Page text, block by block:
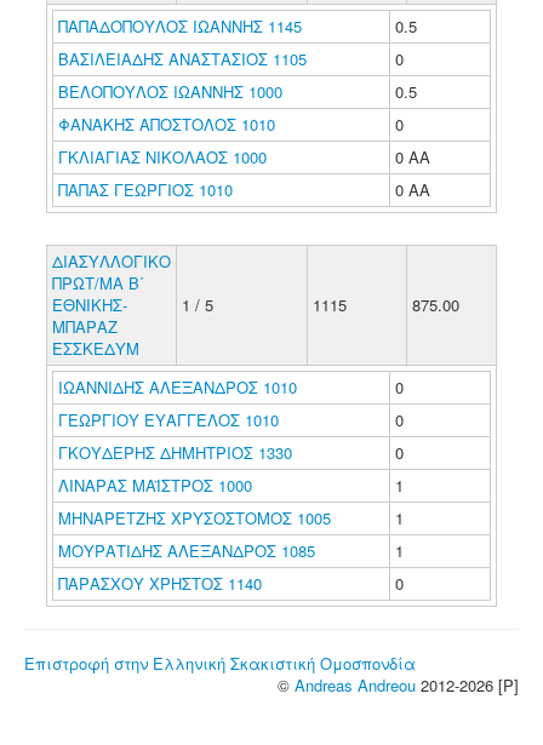
ΠΑΠΑΔΟΠΟΥΛΟΣ ΙΩΑΝΝΗΣ 1145
0.5
ΒΑΣΙΛΕΙΑΔΗΣ ΑΝΑΣΤΑΣΙΟΣ 1105
0
ΒΕΛΟΠΟΥΛΟΣ ΙΩΑΝΝΗΣ 1000
0.5
ΦΑΝΑΚΗΣ ΑΠΟΣΤΟΛΟΣ 1010
0
ΓΚΛΙΑΓΙΑΣ ΝΙΚΟΛΑΟΣ 1000
0 ΑΑ
ΠΑΠΑΣ ΓΕΩΡΓΙΟΣ 1010
0 ΑΑ
ΔΙΑΣΥΛΛΟΓΙΚΟ
ΠΡΩΤ/ΜΑ Β΄
ΕΘΝΙΚΗΣ-
ΜΠΑΡΑΖ
ΕΣΣΚΕΔΥΜ
1 / 5 1115 875.00
ΙΩΑΝΝΙΔΗΣ ΑΛΕΞΑΝΔΡΟΣ 1010
0
ΓΕΩΡΓΙΟΥ ΕΥΑΓΓΕΛΟΣ 1010
0
ΓΚΟΥΔΕΡΗΣ ΔΗΜΗΤΡΙΟΣ 1330
0
ΛΙΝΑΡΑΣ ΜΑΪΣΤΡΟΣ 1000
1
ΜΗΝΑΡΕΤΖΗΣ ΧΡΥΣΟΣΤΟΜΟΣ 1005
1
ΜΟΥΡΑΤΙΔΗΣ ΑΛΕΞΑΝΔΡΟΣ 1085
1
ΠΑΡΑΣΧΟΥ ΧΡΗΣΤΟΣ 1140
0
Επιστροφή στην Ελληνική Σκακιστική Ομοσπονδία
© Andreas Andreou 2012-2026 [P]